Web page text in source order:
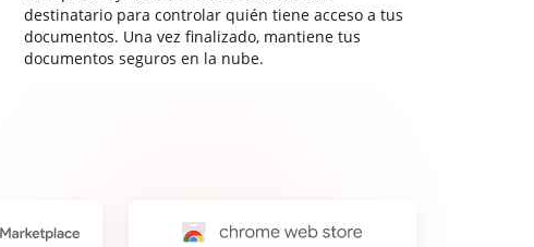
destinatario para controlar quién tiene acceso a tus
documentos. Una vez finalizado, mantiene tus
documentos seguros en la nube.